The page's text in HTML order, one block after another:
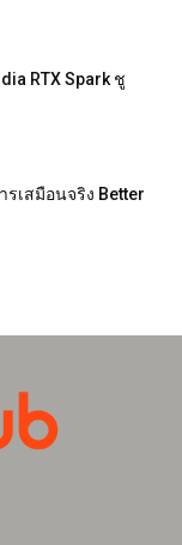
RTX Spark ชู
เสมือนจริง Better